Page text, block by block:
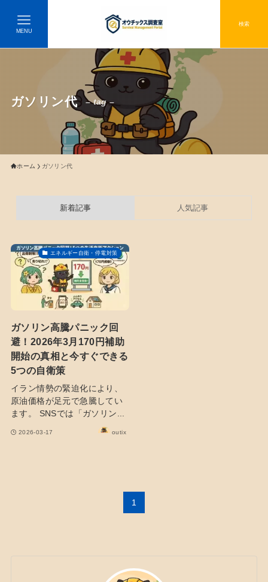
検索
MENU
ガソリン代 – tag –
ホーム ガソリン代
新着記事 人気記事
エネルギー自衛・停電対策
ガソリン高騰パニック回
避！2026年3月170円補助
開始の真相と今すぐできる
5つの自衛策
イラン情勢の緊迫化により、
原油価格が足元で急騰してい
ます。 SNSでは「ガソリン...
2026-03-17 outix
1